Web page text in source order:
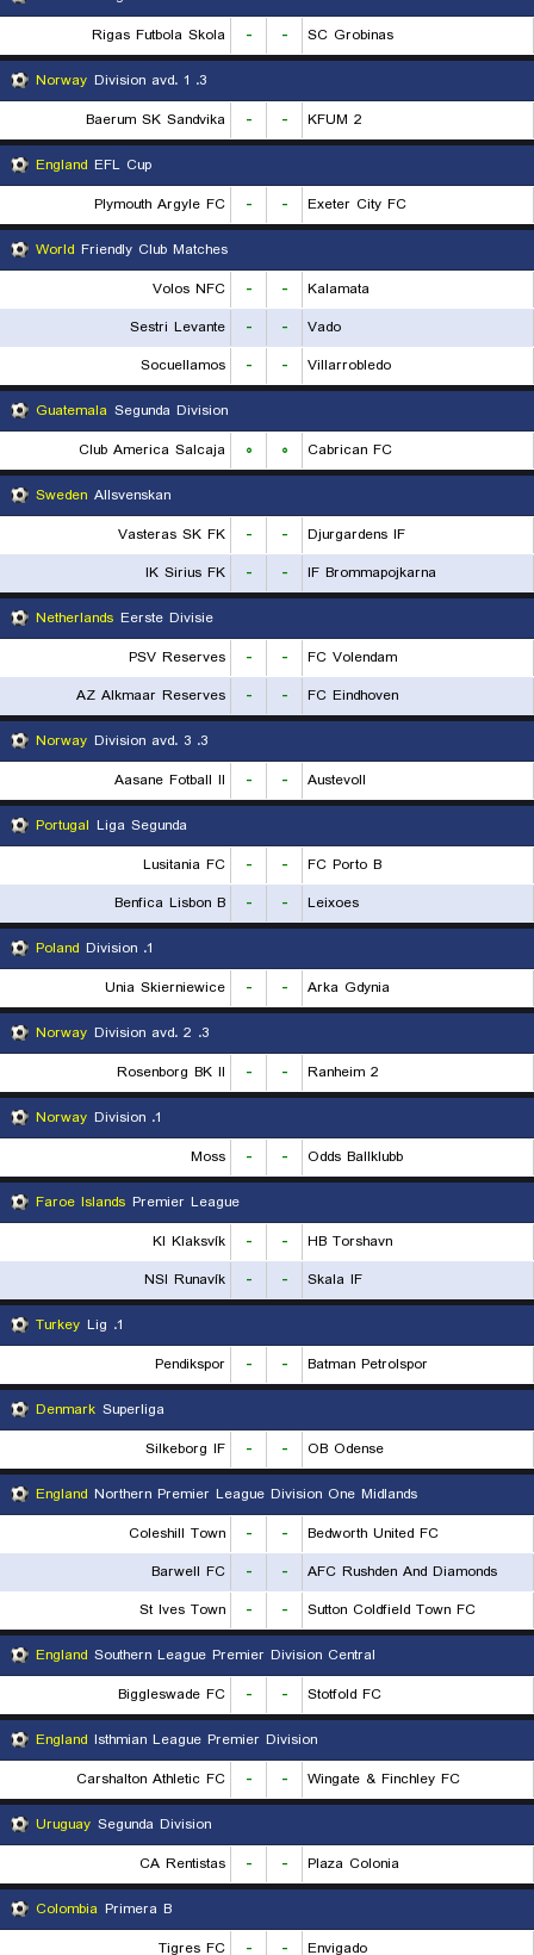
Rigas Futbola Skola
- -
SC Grobinas
Norway
3. Division avd. 1
Baerum SK Sandvika
- -
KFUM 2
England EFL Cup
Plymouth Argyle FC
- -
Exeter City FC
World Friendly Club Matches
Volos NFC
- -
Kalamata
Sestri Levante
- -
Vado
Socuellamos
- -
Villarrobledo
Guatemala Segunda Division
Club America Salcaja
۰ ۰
Cabrican FC
Sweden Allsvenskan
Vasteras SK FK
- -
Djurgardens IF
IK Sirius FK
- -
IF Brommapojkarna
Netherlands Eerste Divisie
PSV Reserves
- -
FC Volendam
AZ Alkmaar Reserves
- -
FC Eindhoven
Norway
3. Division avd. 3
Aasane Fotball II
- -
Austevoll
Portugal Liga Segunda
Lusitania FC
- -
FC Porto B
Benfica Lisbon B
- -
Leixoes
Poland
1. Division
Unia Skierniewice
- -
Arka Gdynia
Norway
3. Division avd. 2
Rosenborg BK II
- -
Ranheim 2
Norway
1. Division
Moss
- -
Odds Ballklubb
Faroe Islands Premier League
KI Klaksvík
- -
HB Torshavn
NSI Runavík
- -
Skala IF
Turkey
1. Lig
Pendikspor
- -
Batman Petrolspor
Denmark Superliga
Silkeborg IF
- -
OB Odense
England Northern Premier League Division One Midlands
Coleshill Town
- -
Bedworth United FC
Barwell FC
- -
AFC Rushden And Diamonds
St Ives Town
- -
Sutton Coldfield Town FC
England Southern League Premier Division Central
Biggleswade FC
- -
Stotfold FC
England Isthmian League Premier Division
Carshalton Athletic FC
- -
Wingate & Finchley FC
Uruguay Segunda Division
CA Rentistas
- -
Plaza Colonia
Colombia Primera B
Tigres FC
- -
Envigado